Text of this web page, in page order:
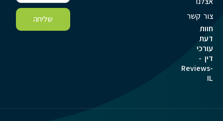
צור קשר
חוות
דעת
עורכי
דין -
Reviews-
IL
שליחה